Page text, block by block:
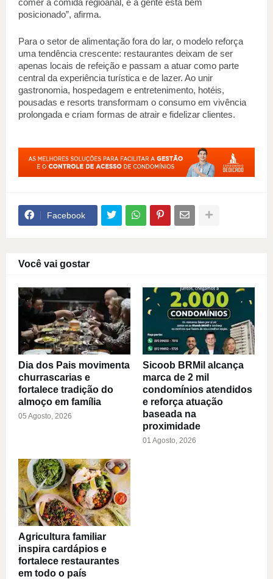
comer a comida regioanal, e a gente está bem
posicionado”, afirma.
Para o setor de alimentação fora do lar, o modelo reforça
uma tendência crescente: restaurantes deixam de ser
apenas locais de refeição e passam a atuar como parte
central da experiência turística e de lazer. Ao unir
gastronomia, hospedagem e entretenimento, hotéis,
pousadas e resorts transformam o consumo em vivência
prolongada e criam formas de atrair e fidelizar clientes.
Facebook
Você vai gostar
Dia dos Pais movimenta
churrascarias e
fortalece tradição do
almoço em família
05 Agosto, 2026
Sicoob BRMil alcança
marca de 2 mil
condomínios atendidos
e reforça atuação
baseada na
proximidade
01 Agosto, 2026
Agricultura familiar
inspira cardápios e
fortalece restaurantes
em todo o país